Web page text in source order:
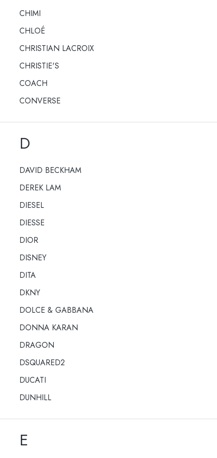
CHIMI
CHLOÉ
CHRISTIAN LACROIX
CHRISTIE'S
COACH
CONVERSE
D
DAVID BECKHAM
DEREK LAM
DIESEL
DIESSE
DIOR
DISNEY
DITA
DKNY
DOLCE & GABBANA
DONNA KARAN
DRAGON
DSQUARED2
DUCATI
DUNHILL
E